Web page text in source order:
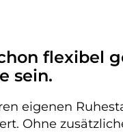
flexibel
sein.
eigenen
Ohne